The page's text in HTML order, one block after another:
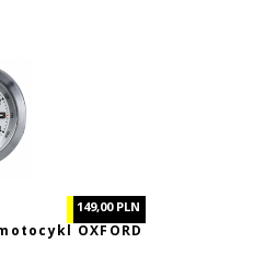
149,00 PLN
OXFORD